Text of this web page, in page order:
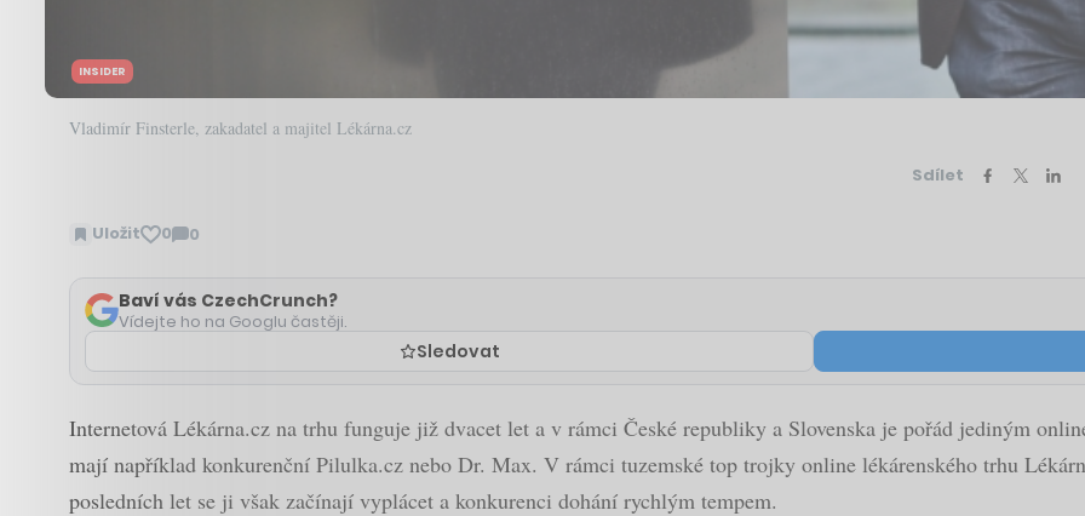
INSIDER
Vladimír Finsterle, zakadatel a majitel Lékárna.cz
Sdílet
Uložit 0 0
Zobrazit
Baví vás CzechCrunch?
Vídejte ho na Googlu častěji.
Sledovat
Internetová Lékárna.cz na trhu funguje již dvacet let a v rámci České republiky a Slovenska je pořád jediným
mají například konkurenční Pilulka.cz nebo Dr. Max. V rámci tuzemské top trojky online lékárenského trhu
posledních let se ji však začínají vyplácet a konkurenci dohání rychlým tempem.